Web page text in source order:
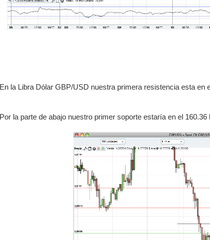
En la Libra Dólar GBP/USD nuestra primera resistencia esta
Por la parte de abajo nuestro primer soporte estaría en el 160.36